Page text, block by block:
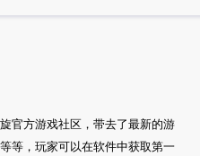
官方游戏社区，带去了最新的游
等，玩家可以在软件中获取第一